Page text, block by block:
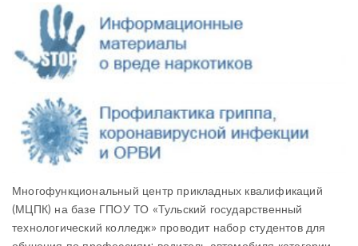
Многофункциональный центр прикладных квалификаций
(МЦПК) на базе ГПОУ ТО «Тульский государственный
технологический колледж» проводит набор студентов для